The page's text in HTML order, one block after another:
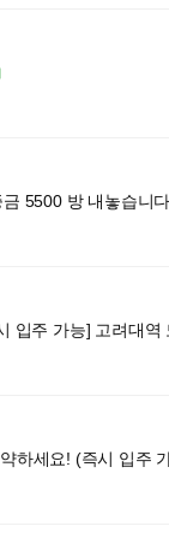
5500 방 내놓습니
입주 가능] 고려대역
하세요! (즉시 입주